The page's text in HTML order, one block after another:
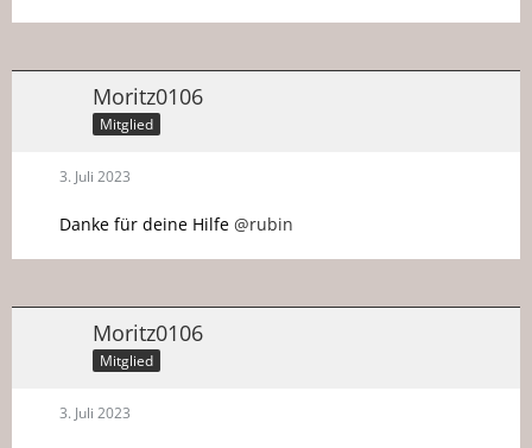
Moritz0106
Mitglied
3. Juli 2023
Danke für deine Hilfe @rubin
Moritz0106
Mitglied
3. Juli 2023